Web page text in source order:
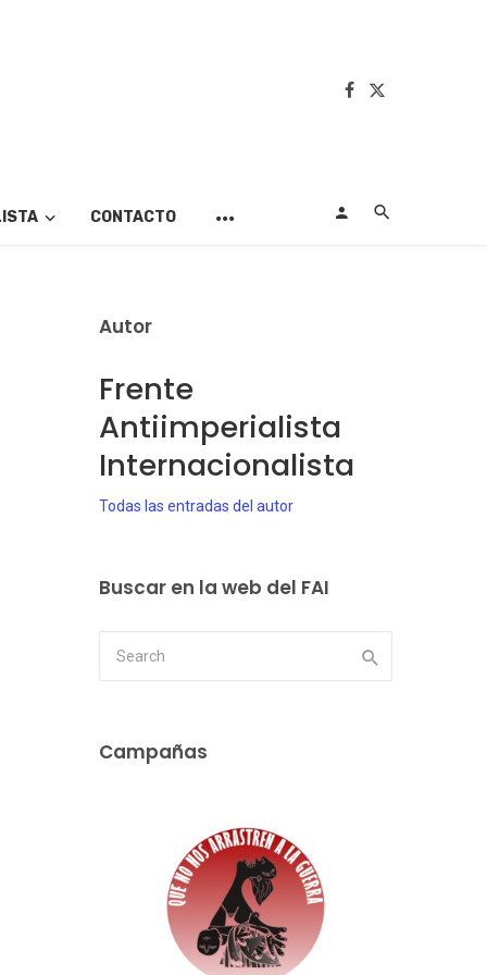
CONTACTO
Autor
Frente
Antiimperialista
Internacionalista
Todas las entradas del autor
Buscar en la web del FAI
Campañas